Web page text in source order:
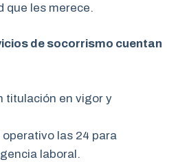
que les merece.
de socorrismo cuentan
titulación en vigor y
las 24 para
laboral.